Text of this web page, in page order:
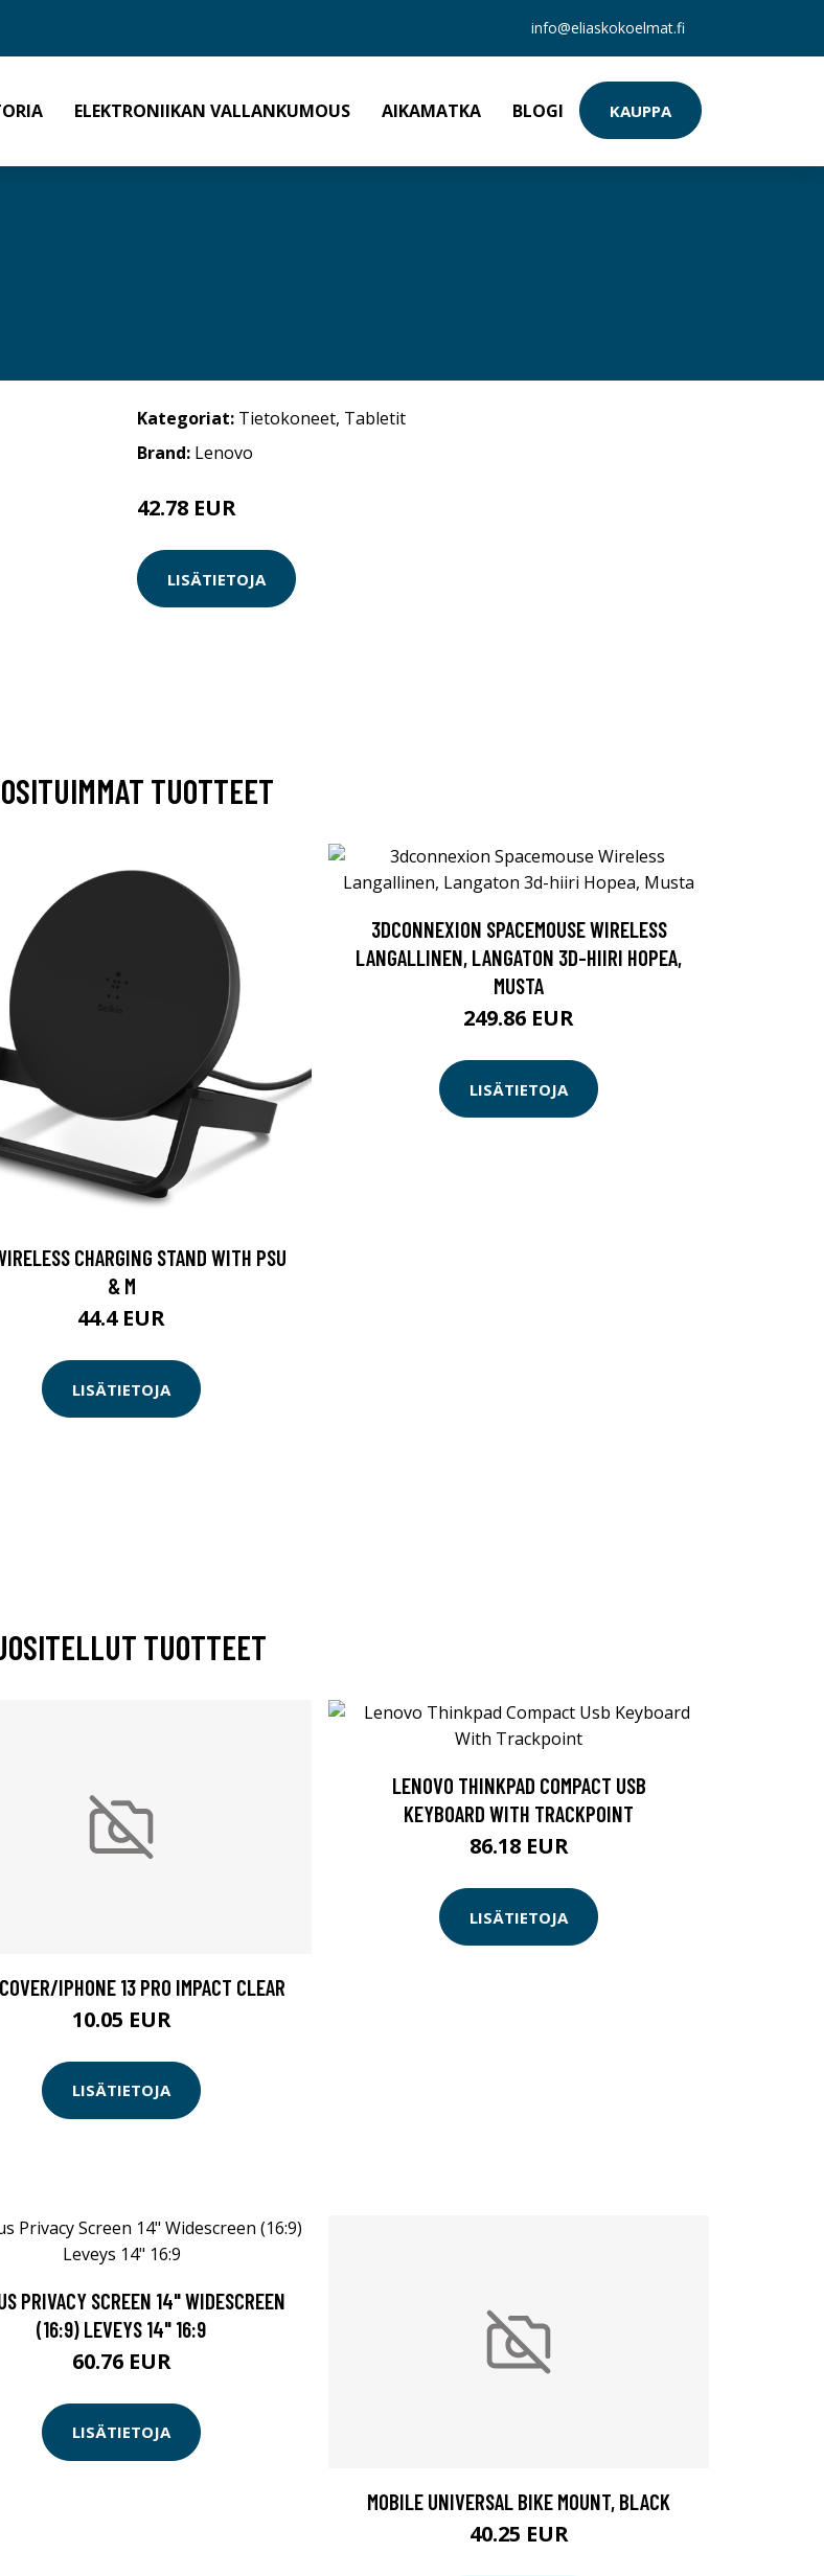
info@eliaskokoelmat.fi
ELEKTRONIIKAN VALLANKUMOUS AIKAMATKA BLOGI KAUPPA
Kategoriat: Tietokoneet, Tabletit
Brand: Lenovo
42.78 EUR
LISÄTIETOJA
TUOTTEET
CHARGING STAND WITH PSU
& M
44.4 EUR
LISÄTIETOJA
3DCONNEXION SPACEMOUSE WIRELESS
LANGALLINEN, LANGATON 3D-HIIRI HOPEA,
MUSTA
249.86 EUR
LISÄTIETOJA
TUOTTEET
IPHONE 13 PRO IMPACT CLEAR
10.05 EUR
LISÄTIETOJA
LENOVO THINKPAD COMPACT USB
KEYBOARD WITH TRACKPOINT
86.18 EUR
LISÄTIETOJA
PRIVACY SCREEN 14" WIDESCREEN
(16:9) LEVEYS 14" 16:9
60.76 EUR
LISÄTIETOJA
MOBILE UNIVERSAL BIKE MOUNT, BLACK
40.25 EUR